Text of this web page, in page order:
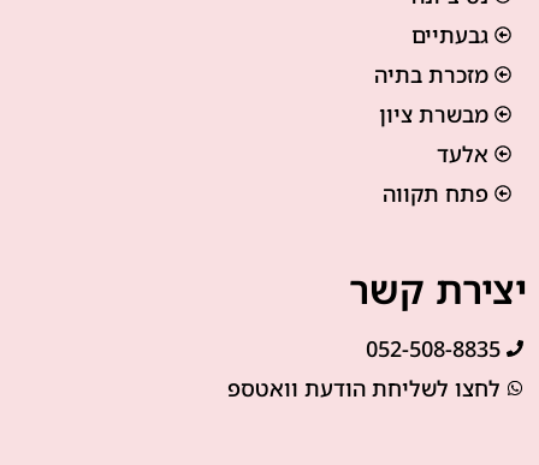
גבעתיים
מזכרת בתיה
מבשרת ציון
אלעד
פתח תקווה
יצירת קשר
052-508-8835
לחצו לשליחת הודעת וואטספ